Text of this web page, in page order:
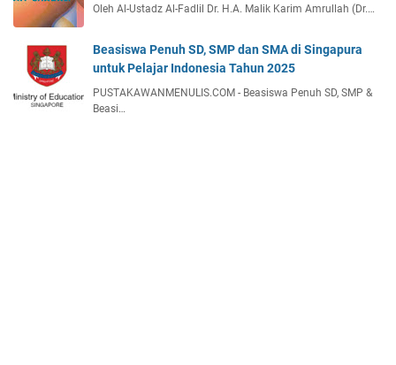
Oleh Al-Ustadz Al-Fadlil Dr. H.A. Malik Karim Amrullah (Dr.…
Beasiswa Penuh SD, SMP dan SMA di Singapura
untuk Pelajar Indonesia Tahun 2025
PUSTAKAWANMENULIS.COM - Beasiswa Penuh SD, SMP &
Beasi…